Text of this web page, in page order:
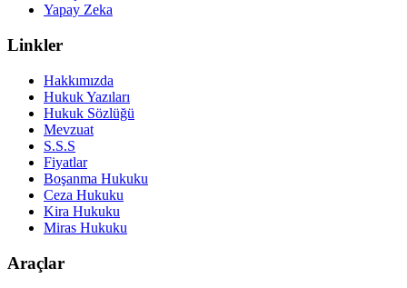
Yapay Zeka
Linkler
Hakkımızda
Hukuk Yazıları
Hukuk Sözlüğü
Mevzuat
S.S.S
Fiyatlar
Boşanma Hukuku
Ceza Hukuku
Kira Hukuku
Miras Hukuku
Araçlar